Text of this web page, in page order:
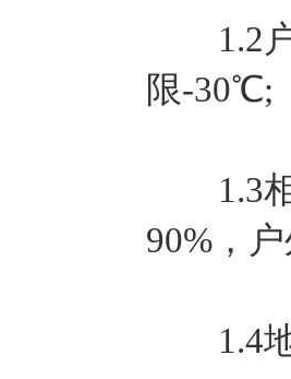
1.2户
限-30℃;
1.3相
90%，
1.4地